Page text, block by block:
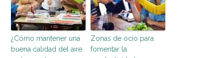
¿Cómo mantener una
buena calidad del aire
Zonas de ocio para
fomentar la